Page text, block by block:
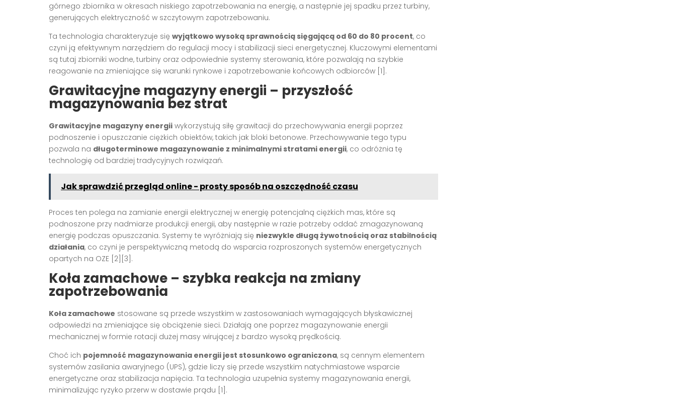
górnego zbiornika w okresach niskiego zapotrzebowania na energię, a następnie jej spadku przez turbiny,
generujących elektryczność w szczytowym zapotrzebowaniu.
Ta technologia charakteryzuje się wyjątkowo wysoką sprawnością sięgającą od 60 do 80 procent, co
czyni ją efektywnym narzędziem do regulacji mocy i stabilizacji sieci energetycznej. Kluczowymi elementami
są tutaj zbiorniki wodne, turbiny oraz odpowiednie systemy sterowania, które pozwalają na szybkie
reagowanie na zmieniające się warunki rynkowe i zapotrzebowanie końcowych odbiorców [1].
Grawitacyjne magazyny energii – przyszłość
magazynowania bez strat
Grawitacyjne magazyny energii wykorzystują siłę grawitacji do przechowywania energii poprzez
podnoszenie i opuszczanie ciężkich obiektów, takich jak bloki betonowe. Przechowywanie tego typu
pozwala na długoterminowe magazynowanie z minimalnymi stratami energii, co odróżnia tę
technologię od bardziej tradycyjnych rozwiązań.
Jak sprawdzić przegląd online - prosty sposób na oszczędność czasu
Proces ten polega na zamianie energii elektrycznej w energię potencjalną ciężkich mas, które są
podnoszone przy nadmiarze produkcji energii, aby następnie w razie potrzeby oddać zmagazynowaną
energię podczas opuszczania. Systemy te wyróżniają się niezwykle długą żywotnością oraz stabilnością
działania, co czyni je perspektywiczną metodą do wsparcia rozproszonych systemów energetycznych
opartych na OZE [2][3].
Koła zamachowe – szybka reakcja na zmiany
zapotrzebowania
Koła zamachowe stosowane są przede wszystkim w zastosowaniach wymagających błyskawicznej
odpowiedzi na zmieniające się obciążenie sieci. Działają one poprzez magazynowanie energii
mechanicznej w formie rotacji dużej masy wirującej z bardzo wysoką prędkością.
Choć ich pojemność magazynowania energii jest stosunkowo ograniczona, są cennym elementem
systemów zasilania awaryjnego (UPS), gdzie liczy się przede wszystkim natychmiastowe wsparcie
energetyczne oraz stabilizacja napięcia. Ta technologia uzupełnia systemy magazynowania energii,
minimalizując ryzyko przerw w dostawie prądu [1].